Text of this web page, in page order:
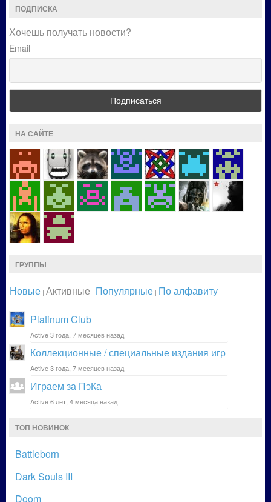
ПОДПИСКА
Хочешь получать новости?
Email
НА САЙТЕ
ГРУППЫ
Новые | Активные | Популярные | По алфавиту
Platinum Club
Active 3 года, 7 месяцев назад
Коллекционные / специальные издания игр
Active 3 года, 7 месяцев назад
Играем за ПэКа
Active 6 лет, 4 месяца назад
ТОП НОВИНОК
Battleborn
Dark Souls III
Doom